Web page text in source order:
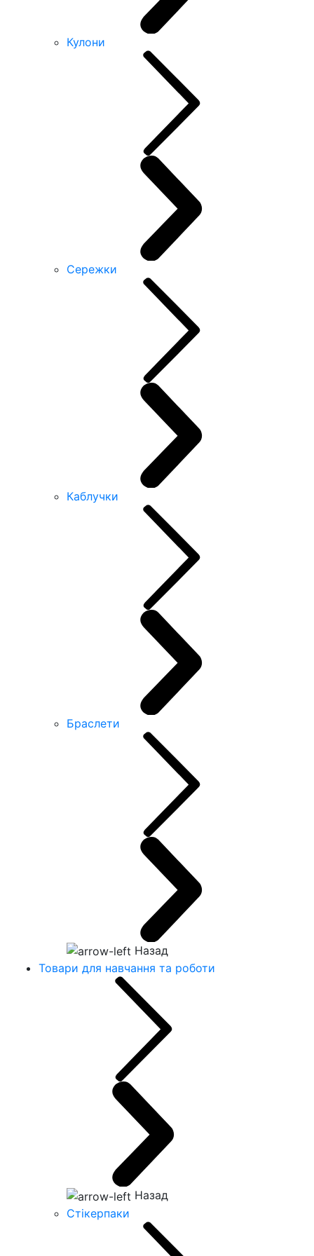
Кулони
Сережки
Каблучки
Браслети
Назад
Товари для навчання та роботи
Назад
Стікерпаки